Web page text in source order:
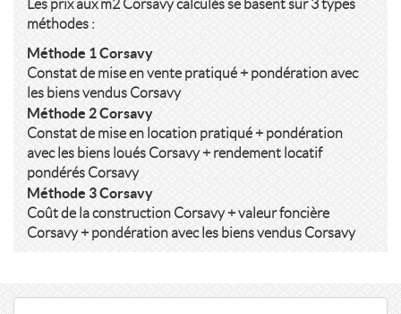
Les prix aux m2 Corsavy calculés se basent sur 3 types
méthodes :
Méthode 1 Corsavy
Constat de mise en vente pratiqué + pondération avec
les biens vendus Corsavy
Méthode 2 Corsavy
Constat de mise en location pratiqué + pondération
avec les biens loués Corsavy + rendement locatif
pondérés Corsavy
Méthode 3 Corsavy
Coût de la construction Corsavy + valeur foncière
Corsavy + pondération avec les biens vendus Corsavy